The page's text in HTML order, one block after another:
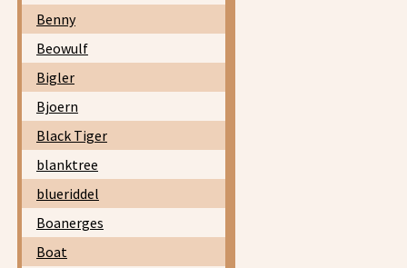
Benny
Beowulf
Bigler
Bjoern
Black Tiger
blanktree
blueriddel
Boanerges
Boat